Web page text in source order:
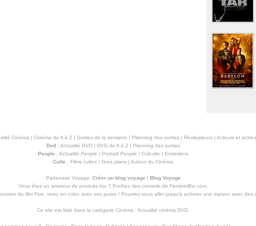
Cinéma | Cinéma de A à Z| Sorties de la semaine | Planning des sorties| Réalisateurs| Acteurs et
Dvd: Actualité DVD| DVD de A à Z| Planning des sorties
People : Actualité People | Portrait People | Culculte | Entretiens
Culte : Films cultes | Gros plans | Autour du Cinéma
Partenaire Voyage: Créer un blog voyage | Blog Voyage
Vous êtes un amateur de produits bio ? Profitez des conseils de FemininBio.com.
du film Five, vivez en coloc avec vos potes ! Pourriez-vous aller jusqu'à acheter une maison avec des
Ce site est listé dans la catégorie Cinéma : Actualité cinéma DVD